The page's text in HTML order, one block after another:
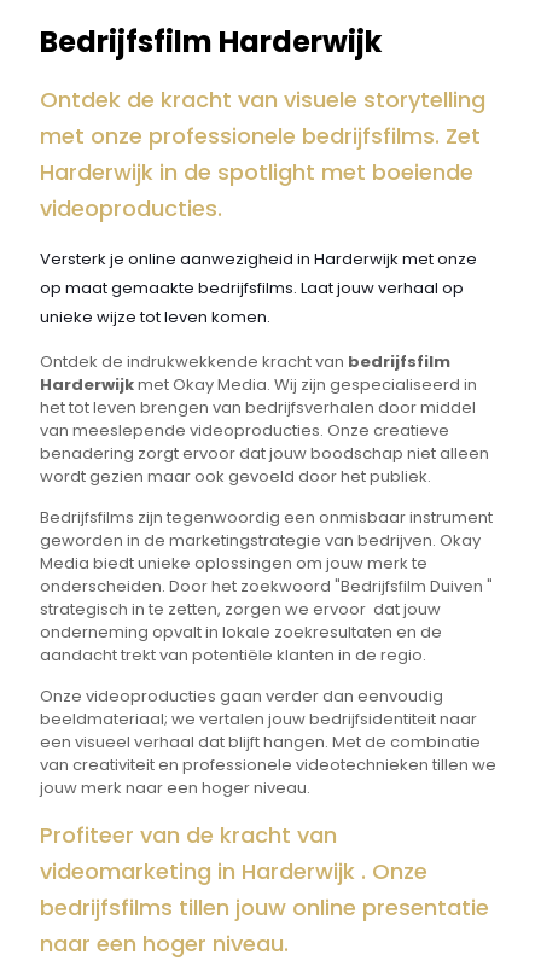
Bedrijfsfilm Harderwijk
Ontdek de kracht van visuele storytelling
met onze professionele bedrijfsfilms. Zet
Harderwijk in de spotlight met boeiende
videoproducties.
Versterk je online aanwezigheid in Harderwijk met onze
op maat gemaakte bedrijfsfilms. Laat jouw verhaal op
unieke wijze tot leven komen.
Ontdek de indrukwekkende kracht van bedrijfsfilm
Harderwijkmet Okay Media. Wij zijn gespecialiseerd in
het tot leven brengen van bedrijfsverhalen door middel
van meeslepende videoproducties. Onze creatieve
benadering zorgt ervoor dat jouw boodschap niet alleen
wordt gezien maar ook gevoeld door het publiek.
Bedrijfsfilms zijn tegenwoordig een onmisbaar instrument
geworden in de marketingstrategie van bedrijven. Okay
Media biedt unieke oplossingen om jouw merk te
onderscheiden. Door het zoekwoord "Bedrijfsfilm Duiven "
strategisch in te zetten, zorgen we ervoor dat jouw
onderneming opvalt in lokale zoekresultaten en de
aandacht trekt van potentiële klanten in de regio.
Onze videoproducties gaan verder dan eenvoudig
beeldmateriaal; we vertalen jouw bedrijfsidentiteit naar
een visueel verhaal dat blijft hangen. Met de combinatie
van creativiteit en professionele videotechnieken tillen we
jouw merk naar een hoger niveau.
Profiteer van de kracht van
videomarketing in Harderwijk . Onze
bedrijfsfilms tillen jouw online presentatie
naar een hoger niveau.